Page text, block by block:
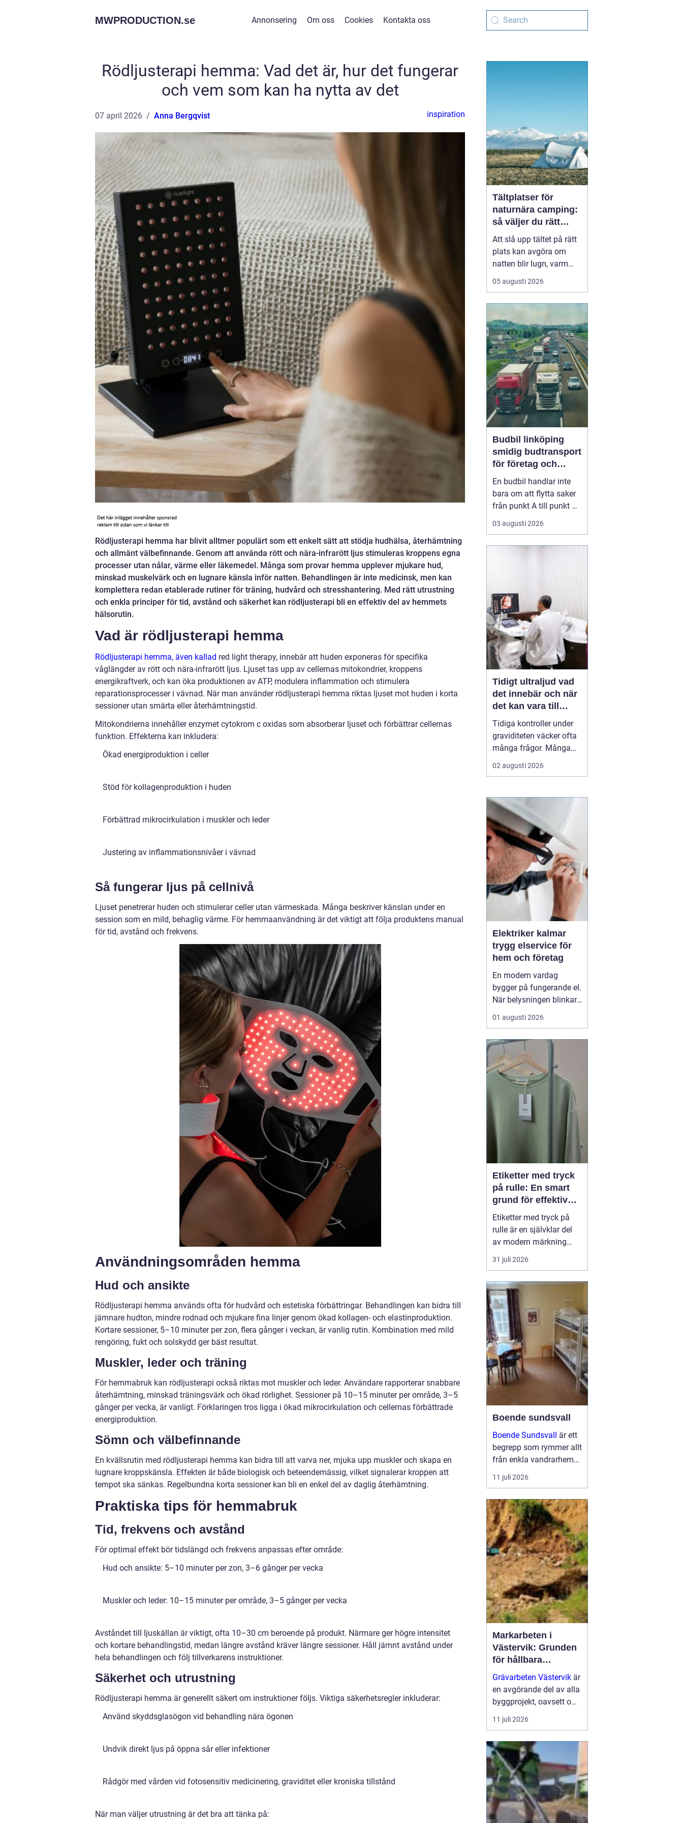
MWPRODUCTION.se Annonsering Om oss Cookies Kontakta oss
Rödljusterapi hemma: Vad det är, hur det fungerar
och vem som kan ha nytta av det
07 april 2026 Anna Bergqvist inspiration
Rödljusterapi hemma har blivit alltmer populärt som ett enkelt sätt att stödja hudhälsa, återhämtning
och allmänt välbefinnande. Genom att använda rött och nära-infrarött ljus stimuleras kroppens egna
processer utan nålar, värme eller läkemedel. Många som provar hemma upplever mjukare hud,
minskad muskelvärk och en lugnare känsla inför natten. Behandlingen är inte medicinsk, men kan
komplettera redan etablerade rutiner för träning, hudvård och stresshantering. Med rätt utrustning
och enkla principer för tid, avstånd och säkerhet kan rödljusterapi bli en effektiv del av hemmets
hälsorutin.
Vad är rödljusterapi hemma
Rödljusterapi hemma, även kallad red light therapy, innebär att huden exponeras för specifika
våglängder av rött och nära-infrarött ljus. Ljuset tas upp av cellernas mitokondrier, kroppens
energikraftverk, och kan öka produktionen av ATP, modulera inflammation och stimulera
reparationsprocesser i vävnad. När man använder rödljusterapi hemma riktas ljuset mot huden i korta
sessioner utan smärta eller återhämtningstid.
Mitokondrierna innehåller enzymet cytokrom c oxidas som absorberar ljuset och förbättrar cellernas
funktion. Effekterna kan inkludera:
Ökad energiproduktion i celler
Stöd för kollagenproduktion i huden
Förbättrad mikrocirkulation i muskler och leder
Justering av inflammationsnivåer i vävnad
Så fungerar ljus på cellnivå
Ljuset penetrerar huden och stimulerar celler utan värmeskada. Många beskriver känslan under en
session som en mild, behaglig värme. För hemmaanvändning är det viktigt att följa produktens manual
för tid, avstånd och frekvens.
Användningsområden hemma
Hud och ansikte
Rödljusterapi hemma används ofta för hudvård och estetiska förbättringar. Behandlingen kan bidra till
jämnare hudton, mindre rodnad och mjukare fina linjer genom ökad kollagen- och elastinproduktion.
Kortare sessioner, 5–10 minuter per zon, flera gånger i veckan, är vanlig rutin. Kombination med mild
rengöring, fukt och solskydd ger bäst resultat.
Muskler, leder och träning
För hemmabruk kan rödljusterapi också riktas mot muskler och leder. Användare rapporterar snabbare
återhämtning, minskad träningsvärk och ökad rörlighet. Sessioner på 10–15 minuter per område, 3–5
gånger per vecka, är vanligt. Förklaringen tros ligga i ökad mikrocirkulation och cellernas förbättrade
energiproduktion.
Sömn och välbefinnande
En kvällsrutin med rödljusterapi hemma kan bidra till att varva ner, mjuka upp muskler och skapa en
lugnare kroppskänsla. Effekten är både biologisk och beteendemässig, vilket signalerar kroppen att
tempot ska sänkas. Regelbundna korta sessioner kan bli en enkel del av daglig återhämtning.
Praktiska tips för hemmabruk
Tid, frekvens och avstånd
För optimal effekt bör tidslängd och frekvens anpassas efter område:
Hud och ansikte: 5–10 minuter per zon, 3–6 gånger per vecka
Muskler och leder: 10–15 minuter per område, 3–5 gånger per vecka
Avståndet till ljuskällan är viktigt, ofta 10–30 cm beroende på produkt. Närmare ger högre intensitet
och kortare behandlingstid, medan längre avstånd kräver längre sessioner. Håll jämnt avstånd under
hela behandlingen och följ tillverkarens instruktioner.
Säkerhet och utrustning
Rödljusterapi hemma är generellt säkert om instruktioner följs. Viktiga säkerhetsregler inkluderar:
Använd skyddsglasögon vid behandling nära ögonen
Undvik direkt ljus på öppna sår eller infektioner
Rådgör med vården vid fotosensitiv medicinering, graviditet eller kroniska tillstånd
När man väljer utrustning är det bra att tänka på:
Tältplatser för
naturnära camping:
så väljer du rätt
plats
Att slå upp tältet på rätt
plats kan avgöra om
natten blir lugn, varm
och trivsam eller kall,
blöt och stökig. När fler
och skärmar
tältplatser enenkel väg
till lugn, n...
05 augusti 2026
Budbil linköping
smidig budtransport
för företag och
privatpersoner
En budbil handlar inte
bara om att flytta saker
från punkt A till punkt B.
För många företag i
Linköping är den en
från akuta hämtningar
till tunga lyft som inte
få...
03 augusti 2026
Tidigt ultraljud vad
det innebär och när
det kan vara till
hjälp
Tidiga kontroller under
graviditeten väcker ofta
många frågor. Många
undrar när ultraljud kan
göras, vad som går att
undersökningen kan
säga något om barnets
hälsa. Tidigt ultraljud
har utvecklats mycket de
senaste åren och
används i dag bå...
02 augusti 2026
Elektriker kalmar
trygg elservice för
hem och företag
En modern vardag
bygger på fungerande el.
När belysningen blinkar,
propparna går eller en ny
laddbox ska på plats
lösningar. En kunnig
elektriker ser till att
anläggningen är säker,
laglig och anpassad
efter verkliga behov. I K...
01 augusti 2026
Etiketter med tryck
på rulle: En smart
grund för effektiv
märkning
Etiketter med tryck på
rulle är en självklar del
av modern märkning
inom industri, handel
och logistik. Oavsett om
handel eller tekniska
produkter krävs
lösningar som är
effektiva, drif...
31 juli 2026
Boende sundsvall
Boende Sundsvall är ett
begrepp som rymmer allt
från enkla vandrarhem
till hotell och
långtidsboenden, och
som passar många olika
behov och plånböcker.
Boende sundsvall för...
11 juli 2026
Markarbeten i
Västervik: Grunden
för hållbara
byggprojekt
Grävarbeten Västervik är
en avgörande del av alla
byggprojekt, oavsett om
det handlar om ett nytt
småhus, en skogs...
11 juli 2026